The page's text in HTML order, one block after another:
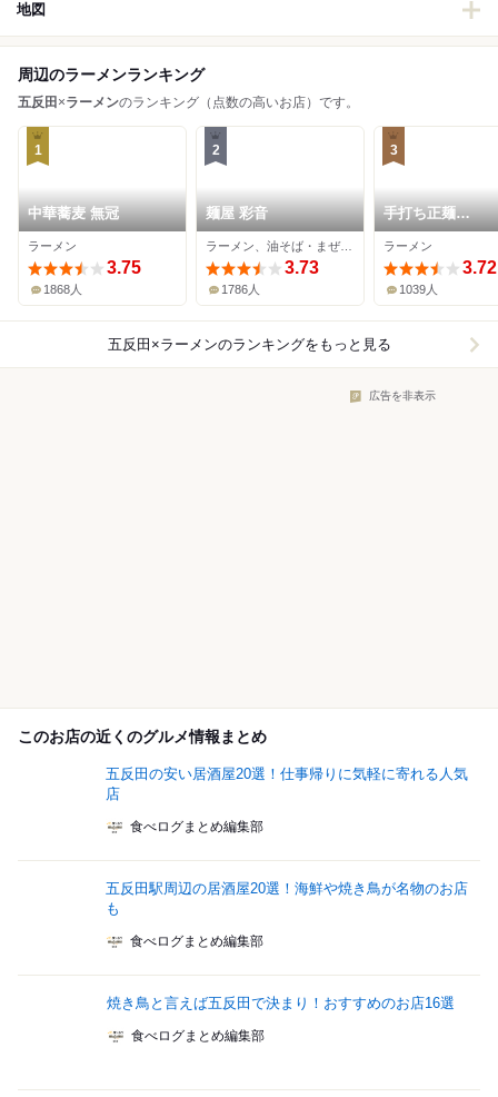
地図
周辺のラーメンランキング
五反田 ×ラーメンのランキング（点数の高いお店）です。
1
中華蕎麦 無冠
ラーメン
3.75
1868人
2
麺屋 彩音
ラーメン、油そば・まぜそば、日本酒バー
3.73
1786人
3
手打ち正麺
Hachimitsu
ラーメン
3.72
1039人
五反田×ラーメンのランキングをもっと見る
広告を非表示
このお店の近くのグルメ情報まとめ
五反田の安い居酒屋20選！仕事帰りに気軽に寄れる人気
店
食べログまとめ編集部
五反田駅周辺の居酒屋20選！海鮮や焼き鳥が名物のお店
も
食べログまとめ編集部
焼き鳥と言えば五反田で決まり！おすすめのお店16選
食べログまとめ編集部